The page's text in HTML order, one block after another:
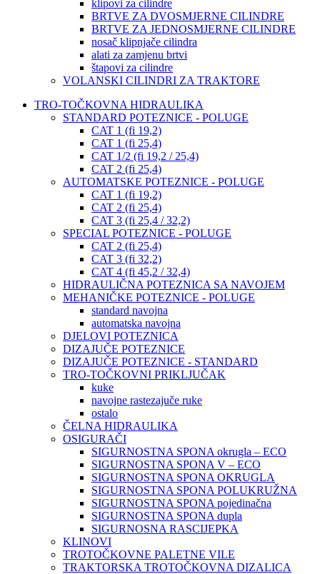
klipovi za cilindre
BRTVE ZA DVOSMJERNE CILINDRE
BRTVE ZA JEDNOSMJERNE CILINDRE
nosač klipnjače cilindra
alati za zamjenu brtvi
štapovi za cilindre
VOLANSKI CILINDRI ZA TRAKTORE
TRO-TOČKOVNA HIDRAULIKA
STANDARD POTEZNICE - POLUGE
CAT 1 (fi 19,2)
CAT 1 (fi 25,4)
CAT 1/2 (fi 19,2 / 25,4)
CAT 2 (fi 25,4)
AUTOMATSKE POTEZNICE - POLUGE
CAT 1 (fi 19,2)
CAT 2 (fi 25,4)
CAT 3 (fi 25,4 / 32,2)
SPECIAL POTEZNICE - POLUGE
CAT 2 (fi 25,4)
CAT 3 (fi 32,2)
CAT 4 (fi 45,2 / 32,4)
HIDRAULIČNA POTEZNICA SA NAVOJEM
MEHANIČKE POTEZNICE - POLUGE
standard navojna
automatska navojna
DJELOVI POTEZNICA
DIZAJUČE POTEZNICE
DIZAJUČE POTEZNICE - STANDARD
TRO-TOČKOVNI PRIKLJUČAK
kuke
navojne rastezajuče ruke
ostalo
ČELNA HIDRAULIKA
OSIGURAČI
SIGURNOSTNA SPONA okrugla – ECO
SIGURNOSTNA SPONA V – ECO
SIGURNOSTNA SPONA OKRUGLA
SIGURNOSTNA SPONA POLUKRUŽNA
SIGURNOSTNA SPONA pojedinačna
SIGURNOSTNA SPONA dupla
SIGURNOSNA RASCIJEPKA
KLINOVI
TROTOČKOVNE PALETNE VILE
TRAKTORSKA TROTOČKOVNA DIZALICA